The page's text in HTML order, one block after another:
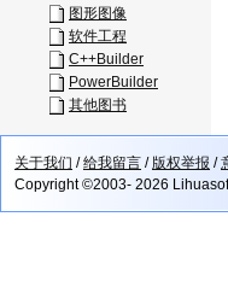
图形图像
软件工程
C++Builder
PowerBuilder
其他图书
关于我们 /给我留言 /版权举报 /
Copyright ©2003- 2026